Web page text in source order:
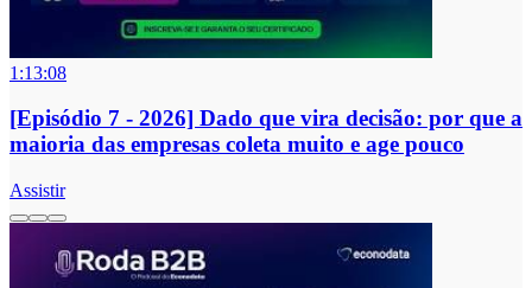
1:13:08
[Episódio 7 - 2026] Dado que vira decisão: por que a
maioria das empresas coleta muito e age pouco
Assistir